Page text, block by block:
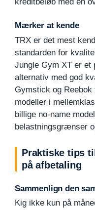
Mærker at kende
TRX er det mest
standarden for
Jungle Gym XT er
alternativ med god
Gymstick og Reebok
modeller i
billige no-name
belastningsgrænser
Praktiske tips
på afbetaling
Sammenlign den
Kig ikke kun på